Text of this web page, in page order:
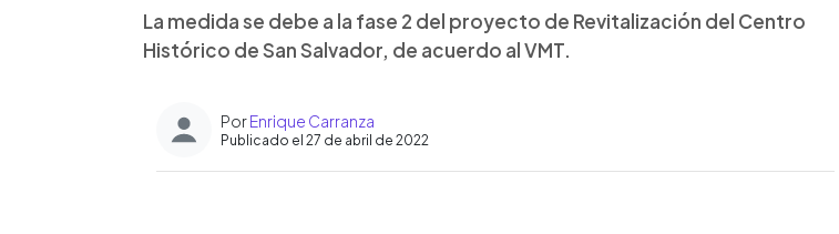
La medida se debe a la fase 2 del proyecto de Revitalización del Centro
Histórico de San Salvador, de acuerdo al VMT.
PorEnrique Carranza
Publicado el 27 de abril de 2022